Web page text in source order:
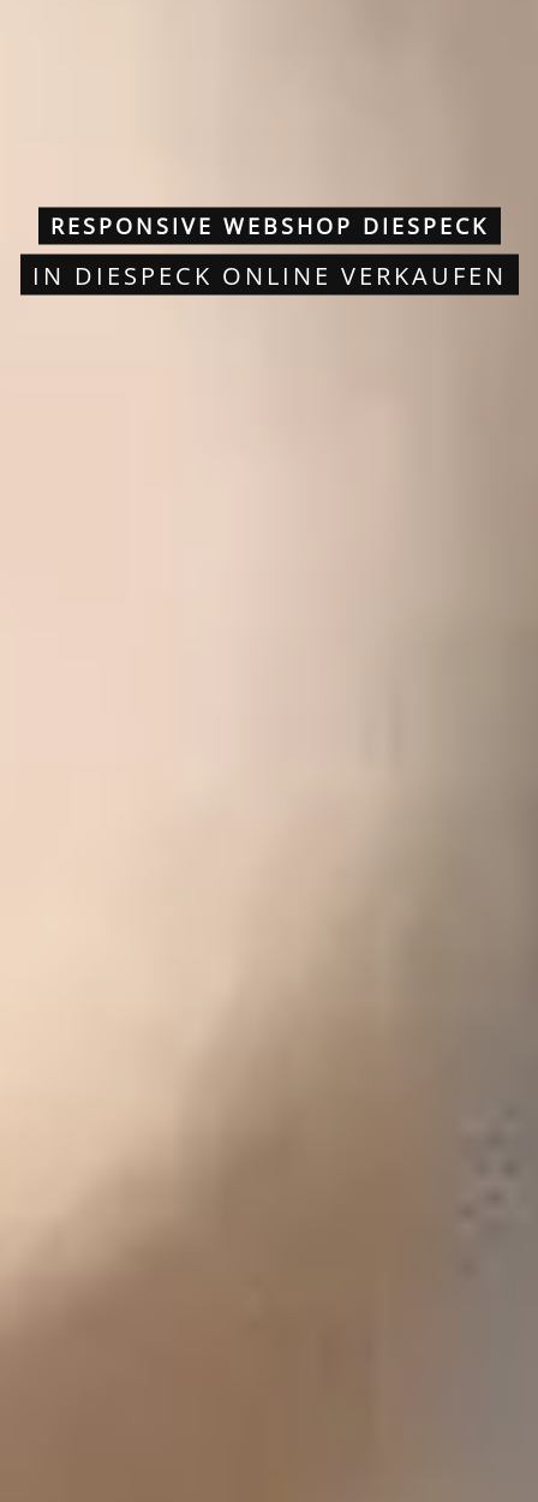
RESPONSIVE WEBSHOP DIESPECK
IN DIESPECK ONLINE VERKAUFEN